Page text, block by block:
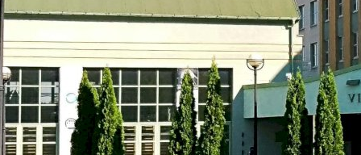
Международный Университет Логистики и Транспорта
во Вроцлаве
Вроцлав, Польша